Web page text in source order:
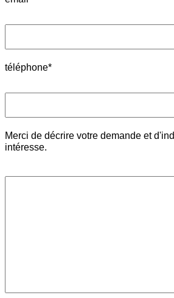
téléphone*
Merci de décrire votre demande et
intéresse.